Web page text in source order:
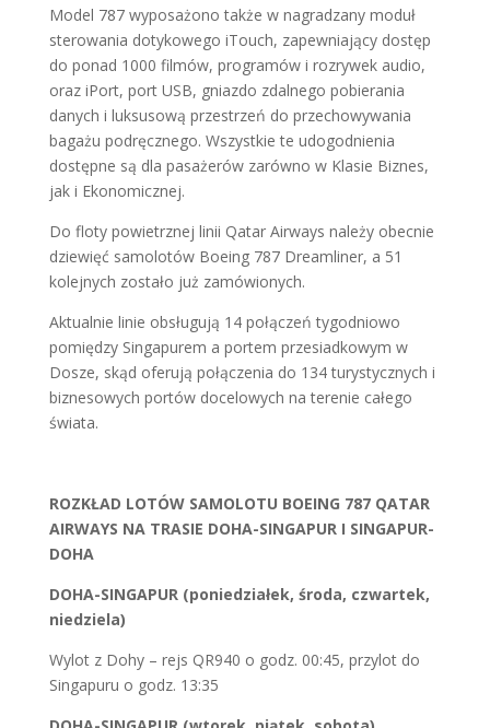
Model 787 wyposażono także w nagradzany moduł
sterowania dotykowego iTouch, zapewniający dostęp
do ponad 1000 filmów, programów i rozrywek audio,
oraz iPort, port USB, gniazdo zdalnego pobierania
danych i luksusową przestrzeń do przechowywania
bagażu podręcznego. Wszystkie te udogodnienia
dostępne są dla pasażerów zarówno w Klasie Biznes,
jak i Ekonomicznej.
Do floty powietrznej linii Qatar Airways należy obecnie
dziewięć samolotów Boeing 787 Dreamliner, a 51
kolejnych zostało już zamówionych.
Aktualnie linie obsługują 14 połączeń tygodniowo
pomiędzy Singapurem a portem przesiadkowym w
Dosze, skąd oferują połączenia do 134 turystycznych i
biznesowych portów docelowych na terenie całego
świata.
ROZKŁAD LOTÓW SAMOLOTU BOEING 787 QATAR
AIRWAYS NA TRASIE DOHA-SINGAPUR I SINGAPUR-
DOHA
DOHA-SINGAPUR (poniedziałek, środa, czwartek,
niedziela)
Wylot z Dohy – rejs QR940 o godz. 00:45, przylot do
Singapuru o godz. 13:35